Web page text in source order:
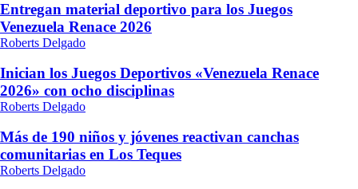
Entregan material deportivo para los Juegos
Venezuela Renace 2026
Roberts Delgado
Inician los Juegos Deportivos «Venezuela Renace
2026» con ocho disciplinas
Roberts Delgado
Más de 190 niños y jóvenes reactivan canchas
comunitarias en Los Teques
Roberts Delgado